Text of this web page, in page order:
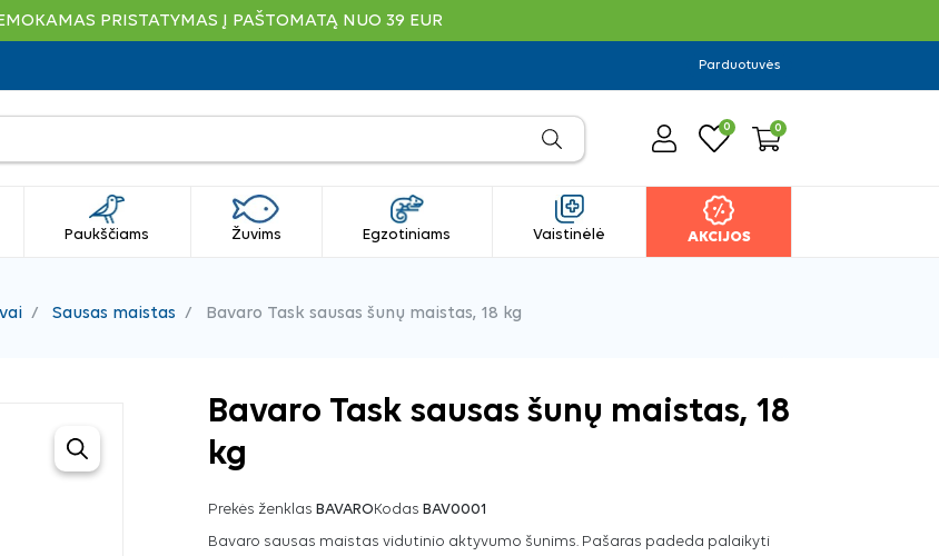
PRISTATYMAS Į PAŠTOMATĄ NUO 39 EUR
Parduotuvės
0 0
Paukščiams Žuvims Egzotiniams Vaistinėlė AKCIJOS
Sausas maistas Bavaro Task sausas šunų maistas, 18 kg
Bavaro Task sausas šunų maistas, 18
kg
Prekės ženklas BAVAROKodas BAV0001
Bavaro sausas maistas vidutinio aktyvumo šunims. Pašaras padeda palaikyti